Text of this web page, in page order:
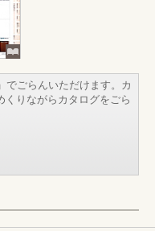
でごらんいただけます。カ
くりながらカタログをごら